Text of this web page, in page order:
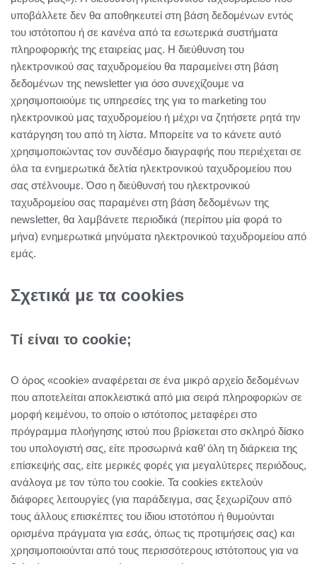
υποβάλλετε δεν θα αποθηκευτεί στη βάση δεδομένων εντός
του ιστότοπου ή σε κανένα από τα εσωτερικά συστήματα
πληροφορικής της εταιρείας μας. Η διεύθυνση του
ηλεκτρονικού σας ταχυδρομείου θα παραμείνει στη βάση
δεδομένων της newsletter για όσο συνεχίζουμε να
χρησιμοποιούμε τις υπηρεσίες της για το marketing του
ηλεκτρονικού μας ταχυδρομείου ή μέχρι να ζητήσετε ρητά την
κατάργηση του από τη λίστα. Μπορείτε να το κάνετε αυτό
χρησιμοποιώντας τον συνδέσμο διαγραφής που περιέχεται σε
όλα τα ενημερωτικά δελτία ηλεκτρονικού ταχυδρομείου που
σας στέλνουμε. Όσο η διεύθυνσή του ηλεκτρονικού
ταχυδρομείου σας παραμένει στη βάση δεδομένων της
newsletter, θα λαμβάνετε περιοδικά (περίπου μία φορά το
μήνα) ενημερωτικά μηνύματα ηλεκτρονικού ταχυδρομείου από
εμάς.
Σχετικά με τα cookies
Τί είναι το cookie;
Ο όρος «cookie» αναφέρεται σε ένα μικρό αρχείο δεδομένων
που αποτελείται αποκλειστικά από μια σειρά πληροφοριών σε
μορφή κειμένου, το οποίο ο ιστότοπος μεταφέρει στο
πρόγραμμα πλοήγησης ιστού που βρίσκεται στο σκληρό δίσκο
του υπολογιστή σας, είτε προσωρινά καθ’ όλη τη διάρκεια της
επίσκεψής σας, είτε μερικές φορές για μεγαλύτερες περιόδους,
ανάλογα με τον τύπο του cookie. Τα cookies εκτελούν
διάφορες λειτουργίες (για παράδειγμα, σας ξεχωρίζουν από
τους άλλους επισκέπτες του ίδιου ιστοτόπου ή θυμούνται
ορισμένα πράγματα για εσάς, όπως τις προτιμήσεις σας) και
χρησιμοποιούνται από τους περισσότερους ιστότοπους για να